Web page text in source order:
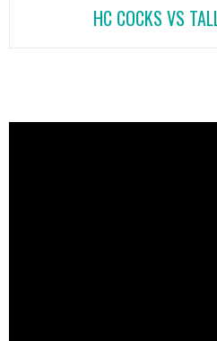
HC COCKS VS